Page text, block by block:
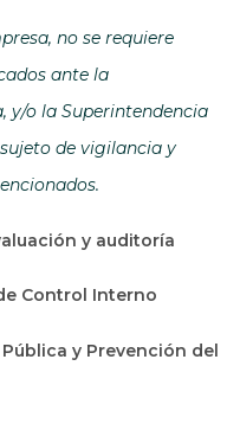
no se requiere
ante la
y/o la Superintendencia
de vigilancia y
y auditoría
Control Interno
y Prevención del